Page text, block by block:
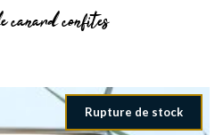
canard confites
Rupture de stock